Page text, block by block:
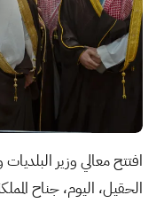
افتتح معالي وزير
الحقيل، اليوم، جناح